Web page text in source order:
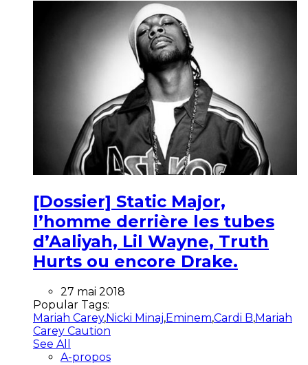
[Dossier] Static Major,
l’homme derrière les tubes
d’Aaliyah, Lil Wayne, Truth
Hurts ou encore Drake.
27 mai 2018
Popular Tags:
Mariah Carey,Nicki Minaj,Eminem,Cardi B,Mariah
Carey Caution
See All
A-propos